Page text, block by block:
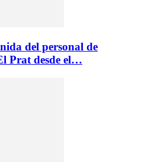
del personal de
Prat desde el…